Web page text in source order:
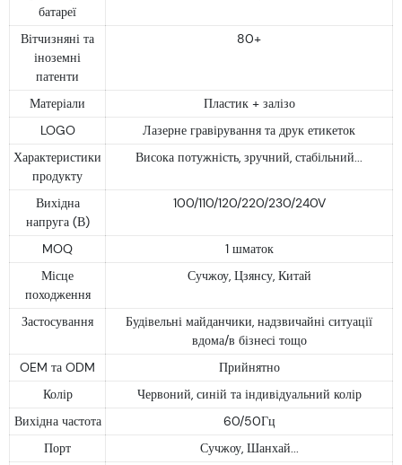
батареї
Вітчизняні та
іноземні
патенти
80+
Матеріали
Пластик + залізо
LOGO
Лазерне гравірування та друк етикеток
Характеристики
продукту
Висока потужність, зручний, стабільний...
Вихідна
напруга (В)
100/110/120/220/230/240V
MOQ
1 шматок
Місце
походження
Сучжоу, Цзянсу, Китай
Застосування
Будівельні майданчики, надзвичайні ситуації
вдома/в бізнесі тощо
OEM та ODM
Прийнятно
Колір
Червоний, синій та індивідуальний колір
Вихідна частота
60/50Гц
Порт
Сучжоу, Шанхай...